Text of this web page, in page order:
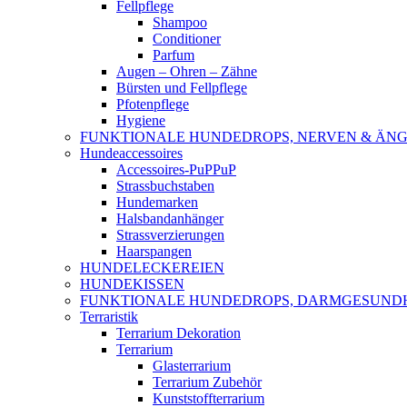
Fellpflege
Shampoo
Conditioner
Parfum
Augen – Ohren – Zähne
Bürsten und Fellpflege
Pfotenpflege
Hygiene
FUNKTIONALE HUNDEDROPS, NERVEN &
Hundeaccessoires
Accessoires-PuPPuP
Strassbuchstaben
Hundemarken
Halsbandanhänger
Strassverzierungen
Haarspangen
HUNDELECKEREIEN
HUNDEKISSEN
FUNKTIONALE HUNDEDROPS,
Terraristik
Terrarium Dekoration
Terrarium
Glasterrarium
Terrarium Zubehör
Kunststoffterrarium